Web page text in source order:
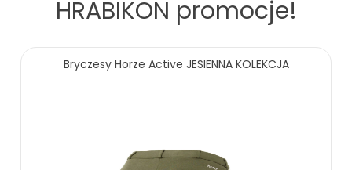
HRABIKON promocje!
Bryczesy Horze Active JESIENNA KOLEKCJA